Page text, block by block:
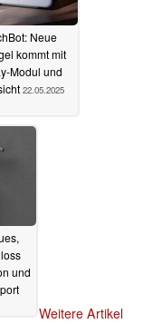
Neue
kommt mit
Modul und
22.05.2025
und
Weitere Artikel